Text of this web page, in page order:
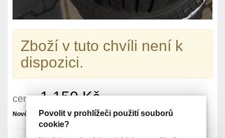
Povolit v prohlížeči použití souborů
cookie?
Zboží v tuto chvíli není k
dispozici.
cena:1 150 Kč
Nové pneu 91 H skladem 0 ks